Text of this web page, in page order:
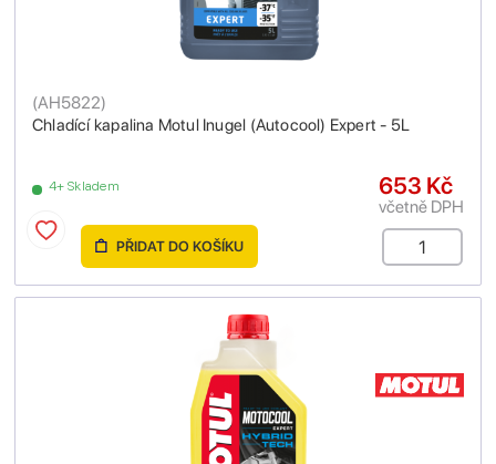
Chladící kapalina Motul Inugel (Autocool) Expert - 5L
(AH5822)
4+ Skladem 653 Kč
včetně DPH
PŘIDAT DO KOŠÍKU